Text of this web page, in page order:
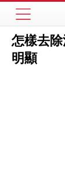
怎樣去
明顯